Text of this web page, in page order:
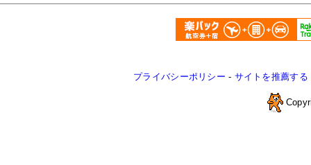
プライバシーポリシー - サイトを推薦する